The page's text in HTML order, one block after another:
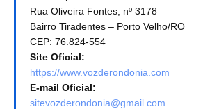
Rua Oliveira Fontes, nº 3178
Bairro Tiradentes – Porto Velho/RO
CEP: 76.824-554
Site Oficial:
https://www.vozderondonia.com
E-mail Oficial:
sitevozderondonia@gmail.com